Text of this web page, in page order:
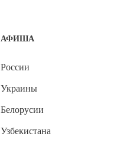
АФИША
России
Украины
Белорусии
Узбекистана